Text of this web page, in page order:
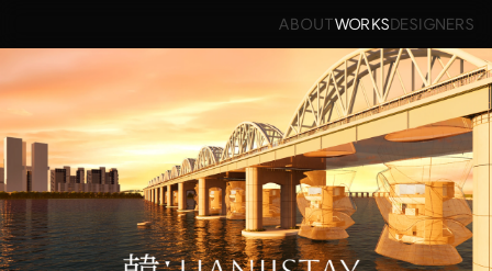
ABOUTWORKSDESIGNERS